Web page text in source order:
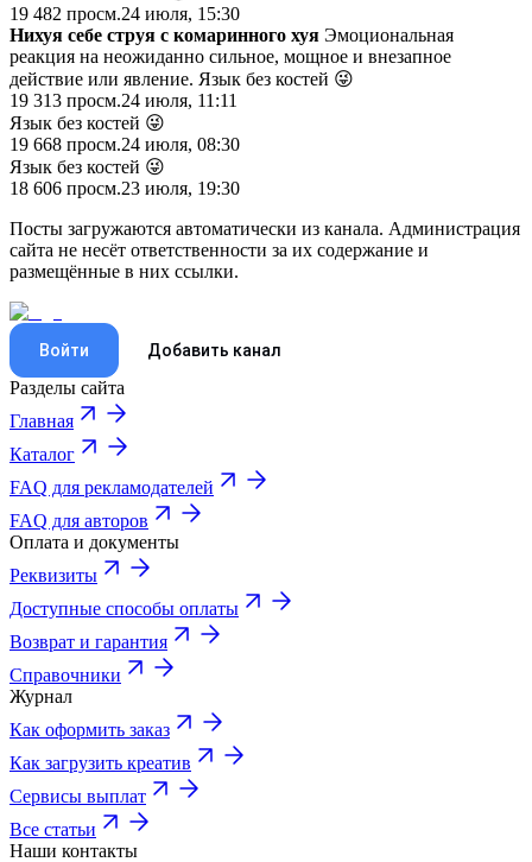
19 482 просм.24 июля, 15:30
Нихуя себе струя с комаринного хуя Эмоциональная
реакция на неожиданно сильное, мощное и внезапное
действие или явление. Язык без костей 😜
19 313 просм.24 июля, 11:11
Язык без костей 😜
19 668 просм.24 июля, 08:30
Язык без костей 😜
18 606 просм.23 июля, 19:30
Посты загружаются автоматически из канала. Администрация
сайта не несёт ответственности за их содержание и
размещённые в них ссылки.
Войти Добавить канал
Разделы сайта
Главная
Каталог
FAQ для рекламодателей
FAQ для авторов
Оплата и документы
Реквизиты
Доступные способы оплаты
Возврат и гарантия
Справочники
Журнал
Как оформить заказ
Как загрузить креатив
Сервисы выплат
Все статьи
Наши контакты